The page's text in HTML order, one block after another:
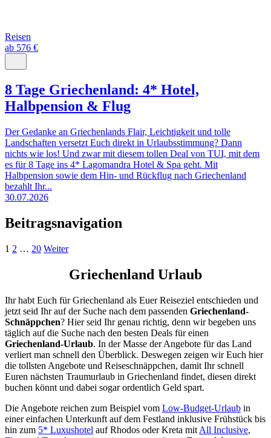
Reisen
ab 576 €
8 Tage Griechenland: 4* Hotel,
Halbpension & Flug
Der Gedanke an Griechenlands Flair, Leichtigkeit und tolle
Landschaften versetzt Euch direkt in Urlaubsstimmung? Dann
nichts wie los! Und zwar mit diesem tollen Deal von TUI, mit dem
es für 8 Tage ins 4* Lagomandra Hotel & Spa geht. Mit
Halbpension sowie dem Hin- und Rückflug nach Griechenland
bezahlt Ihr...
30.07.2026
Beitragsnavigation
1 2 … 20 Weiter
Griechenland Urlaub
Ihr habt Euch für Griechenland als Euer Reiseziel entschieden und
jetzt seid Ihr auf der Suche nach dem passenden Griechenland-
Schnäppchen? Hier seid Ihr genau richtig, denn wir begeben uns
täglich auf die Suche nach den besten Deals für einen
Griechenland-Urlaub. In der Masse der Angebote für das Land
verliert man schnell den Überblick. Deswegen zeigen wir Euch hier
die tollsten Angebote und Reiseschnäppchen, damit Ihr schnell
Euren nächsten Traumurlaub in Griechenland findet, diesen direkt
buchen könnt und dabei sogar ordentlich Geld spart.
Die Angebote reichen zum Beispiel vom Low-Budget-Urlaub in
einer einfachen Unterkunft auf dem Festland inklusive Frühstück bis
hin zum 5* Luxushotel auf Rhodos oder Kreta mit All Inclusive,